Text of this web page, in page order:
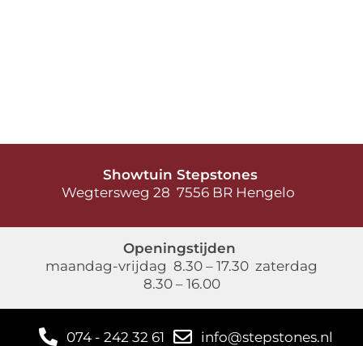
Showtuin Stepstones
Wegtersweg 28 7556 BR Hengelo
Openingstijden
maandag-vrijdag 8.30 – 17.30 zaterdag
8.30 – 16.00
074 - 242 32 61
info@stepstones.nl